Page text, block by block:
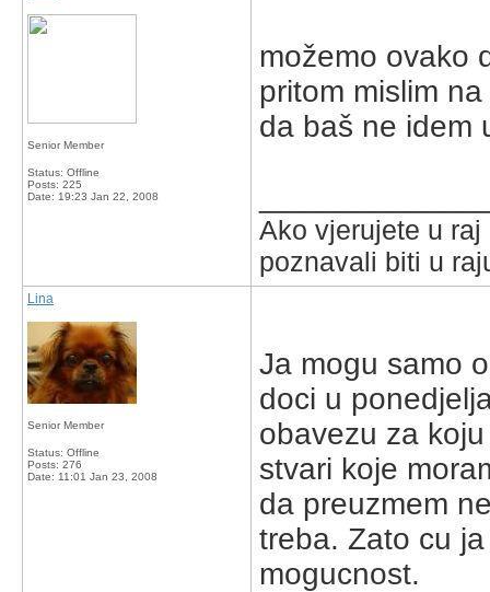
Senior Member
Status: Offline
Posts: 225
Date: 19:23 Jan 22, 2008
možemo ovako
pritom mislim
da baš ne idem
Ako vjerujete u
poznavali biti u
Lina
Senior Member
Status: Offline
Posts: 276
Date: 11:01 Jan 23, 2008
Ja mogu samo
doci u
obavezu za
stvari koje
da preuzmem
treba. Zato cu
mogucnost.